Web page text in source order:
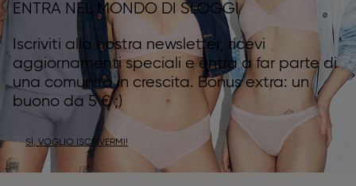
ENTRA NEL MONDO DI SLOGGI
Iscriviti alla nostra newsletter, ricevi
aggiornamenti speciali e entra a far parte di
una comunità in crescita. Bonus extra: un
buono da 5 € ;)
SÌ, VOGLIO ISCRIVERMI!